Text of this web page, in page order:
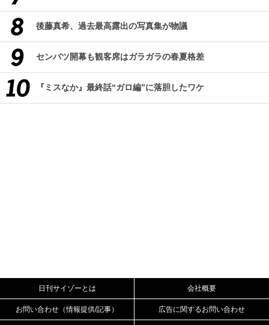
後藤真希、過去最高露出の写真集が物議
センバツ開幕も観客席はガラガラの春夏格差
『ミスなか』最終話“ガロ編”に落胆したワケ
日刊サイゾーとは 会社概要
お問い合わせ（情報提供/記事） 広告に関するお問い合わせ